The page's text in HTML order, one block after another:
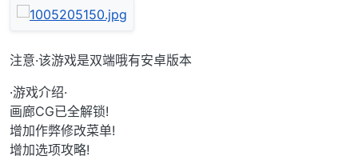
注意·该游戏是双端哦有安卓版本
·游戏介绍·
画廊CG已全解锁!
增加作弊修改菜单!
增加选项攻略!